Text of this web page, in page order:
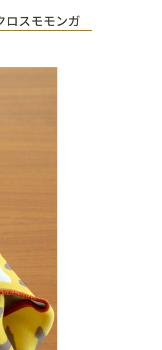
ロスモモンガ